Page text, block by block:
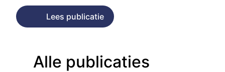
Lees publicatie
Alle publicaties